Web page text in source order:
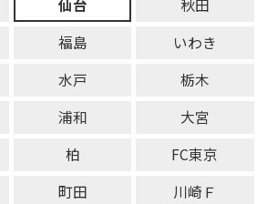
仙台
秋田
福島
いわき
水戸
栃木
浦和
大宮
柏
FC東京
町田
川崎Ｆ